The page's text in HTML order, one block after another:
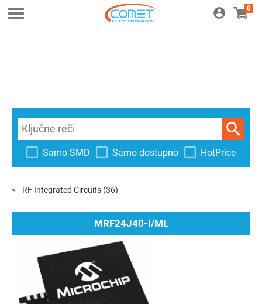
0
Samo SMD Samo dostupno HotPrice
RF Integrated Circuits (36)
MRF24J40-I/ML